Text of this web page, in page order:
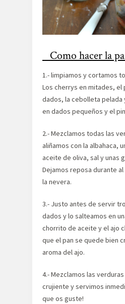
Como hacer la
1.- limpiamos y cortamos
Los cherrys en mitades, el
dados, la cebolleta pelada
en dados pequeños y el
2.- Mezclamos todas las
aliñamos con la albahaca,
aceite de oliva, sal y unas
Dejamos reposa durante
la nevera.
3.- Justo antes de servir
dados y lo salteamos en
chorrito de aceite y el ajo
que el pan se quede bien
aroma del ajo.
4.- Mezclamos las
crujiente y servimos
que os guste!